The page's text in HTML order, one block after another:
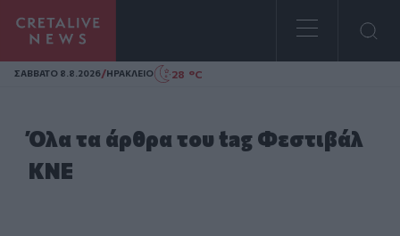
Homepage
ΣAΒΒΑΤΟ 8.8.2026/ΗΡΑΚΛΕΙΟ 28 °C
Όλα τα άρθρα του tag Φεστιβάλ
ΚΝΕ